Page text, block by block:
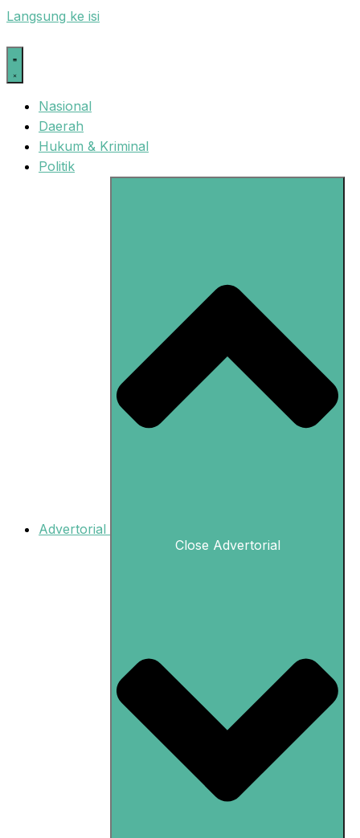
Langsung ke isi
Nasional
Daerah
Hukum & Kriminal
Politik
Advertorial
Close Advertorial